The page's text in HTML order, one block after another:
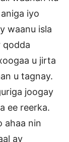
iyo
waanu isla
qodda
u jirta
u tagnay.
joogay
ee reerka.
ahaa nin
ay